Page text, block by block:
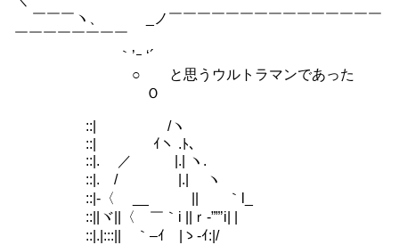
￣￣￣ヽ、 _ノ￣￣￣￣￣￣￣￣￣￣￣￣￣￣￣
￣￣￣￣￣￣￣￣
｀’ｰ ‘´
○ と思うウルトラマンであった
Ｏ
::| /ヽ
::| ｲヽ .ﾄ､
::|. ／ |.| ヽ.
::|. / |.| ヽ
::|-〈 __ || ｀l_
::||ヾ||〈 ￣｀i ||ｒ‐””’i| |
::|.|:::|| ｀–ｲ |ゝ-ｲ:|/